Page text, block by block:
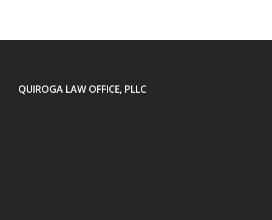
QUIROGA LAW OFFICE, PLLC